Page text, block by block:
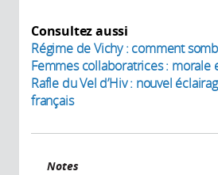
Consultez aussi
Régime de Vichy : comment
Femmes collaboratrices : morale
Rafle du Vel d’Hiv : nouvel
français
Notes